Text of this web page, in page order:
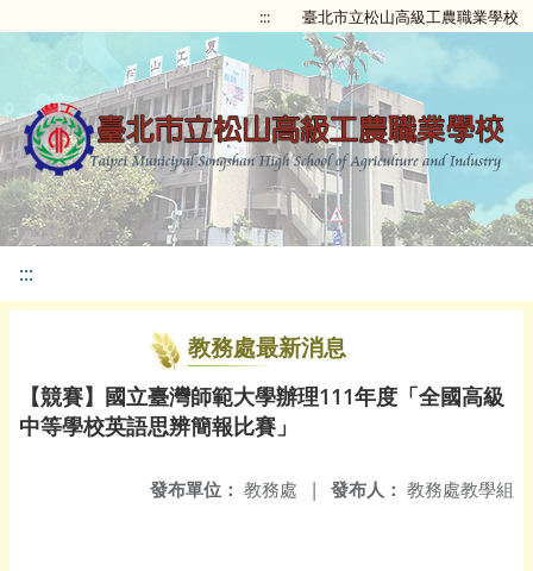
::: 臺北市立松山高級工農職業學校
:::
教務處最新消息
【競賽】國立臺灣師範大學辦理111年度「全國高級
中等學校英語思辨簡報比賽」
發布人： 教務處教學組
發布單位： 教務處 |